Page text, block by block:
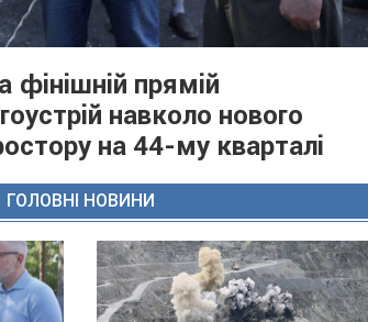
фінішній прямій
навколо нового
на 44-му кварталі
ГОЛОВНІ НОВИНИ